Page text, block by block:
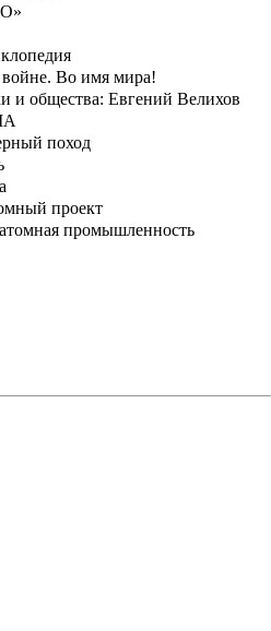
Во имя мира!
и общества: Евгений Велихов
поход
проект
промышленность